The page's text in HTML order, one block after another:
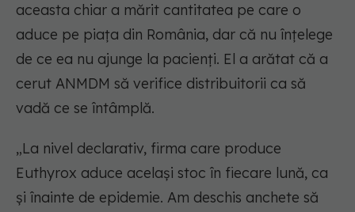
aceasta chiar a mărit cantitatea pe care o
aduce pe piața din România, dar că nu înțelege
de ce ea nu ajunge la pacienți. El a arătat că a
cerut ANMDM să verifice distribuitorii ca să
vadă ce se întâmplă.
„La nivel declarativ, firma care produce
Euthyrox aduce același stoc în fiecare lună, ca
și înainte de epidemie. Am deschis anchete să